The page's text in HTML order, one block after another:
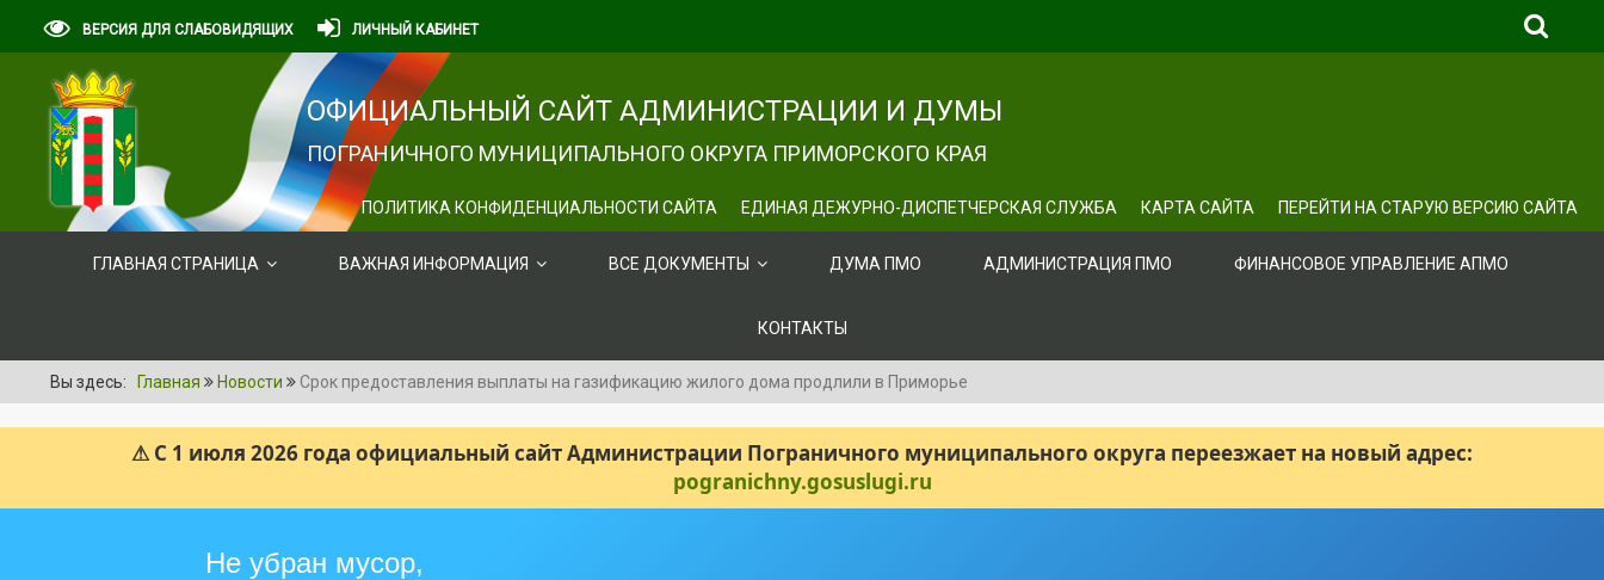
ВЕРСИЯ ДЛЯ СЛАБОВИДЯЩИХ ЛИЧНЫЙ КАБИНЕТ
ОФИЦИАЛЬНЫЙ САЙТ АДМИНИСТРАЦИИ И ДУМЫ
ПОГРАНИЧНОГО МУНИЦИПАЛЬНОГО ОКРУГА ПРИМОРСКОГО КРАЯ
ПОЛИТИКА КОНФИДЕНЦИАЛЬНОСТИ САЙТА ЕДИНАЯ ДЕЖУРНО-ДИСПЕТЧЕРСКАЯ СЛУЖБА КАРТА САЙТА ПЕРЕЙТИ НА СТАРУЮ ВЕРСИЮ САЙТА
ГЛАВНАЯ СТРАНИЦА ВАЖНАЯ ИНФОРМАЦИЯ ВСЕ ДОКУМЕНТЫ ДУМА ПМО АДМИНИСТРАЦИЯ ПМО ФИНАНСОВОЕ УПРАВЛЕНИЕ АПМО
КОНТАКТЫ
Вы здесь: Главная Новости Срок предоставления выплаты на газификацию жилого дома продлили в Приморье
⚠ С 1 июля 2026 года официальный сайт Администрации Пограничного муниципального округа переезжает на новый адрес:
pogranichny.gosuslugi.ru
Не убран мусор,